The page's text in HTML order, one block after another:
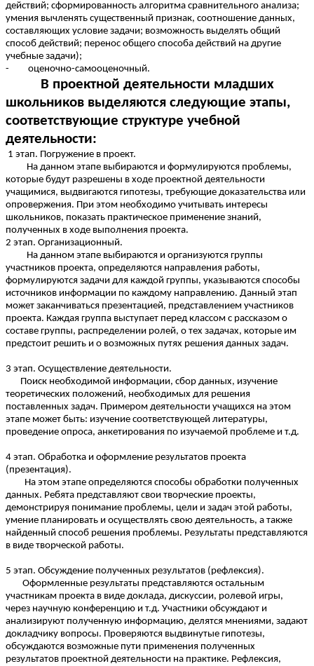
действий; сформированность алгоритма сравнительного анализа;
умения вычленять существенный признак, соотношение данных,
составляющих условие задачи; возможность выделять общий
способ действий; перенос общего способа действий на другие
учебные задачи);
- оценочно-самооценочный.
В проектной деятельности младших
школьников выделяются следующие этапы,
соответствующие структуре учебной
деятельности:
1 этап. Погружение в проект.
На данном этапе выбираются и формулируются проблемы,
которые будут разрешены в ходе проектной деятельности
учащимися, выдвигаются гипотезы, требующие доказательства или
опровержения. При этом необходимо учитывать интересы
школьников, показать практическое применение знаний,
полученных в ходе выполнения проекта.
2 этап. Организационный.
На данном этапе выбираются и организуются группы
участников проекта, определяются направления работы,
формулируются задачи для каждой группы, указываются способы
источников информации по каждому направлению. Данный этап
может заканчиваться презентацией, представлением участников
проекта. Каждая группа выступает перед классом с рассказом о
составе группы, распределении ролей, о тех задачах, которые им
предстоит решить и о возможных путях решения данных задач.
3 этап. Осуществление деятельности.
Поиск необходимой информации, сбор данных, изучение
теоретических положений, необходимых для решения
поставленных задач. Примером деятельности учащихся на этом
этапе может быть: изучение соответствующей литературы,
проведение опроса, анкетирования по изучаемой проблеме и т.д.
4 этап. Обработка и оформление результатов проекта
(презентация).
На этом этапе определяются способы обработки полученных
данных. Ребята представляют свои творческие проекты,
демонстрируя понимание проблемы, цели и задач этой работы,
умение планировать и осуществлять свою деятельность, а также
найденный способ решения проблемы. Результаты представляются
в виде творческой работы.
5 этап. Обсуждение полученных результатов (рефлексия).
Оформленные результаты представляются остальным
участникам проекта в виде доклада, дискуссии, ролевой игры,
через научную конференцию и т.д. Участники обсуждают и
анализируют полученную информацию, делятся мнениями, задают
докладчику вопросы. Проверяются выдвинутые гипотезы,
обсуждаются возможные пути применения полученных
результатов проектной деятельности на практике. Рефлексия,